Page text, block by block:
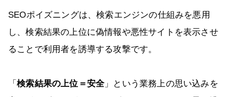
SEOポイズニングは、検索エンジンの仕組みを悪用
し、検索結果の上位に偽情報や悪性サイトを表示させ
ることで利用者を誘導する攻撃です。
「検索結果の上位＝安全」という業務上の思い込みを